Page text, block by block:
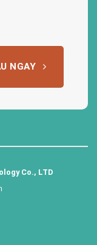
NGAY
Co., LTD